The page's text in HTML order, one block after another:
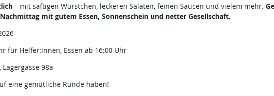
– mit saftigen Würstchen, leckeren Salaten, feinen Saucen und vielem mehr.
mit gutem Essen, Sonnenschein und netter Gesellschaft.
für Helfer:innen, Essen ab 16:00 Uhr
Lagergasse 98a
eine gemütliche Runde haben!